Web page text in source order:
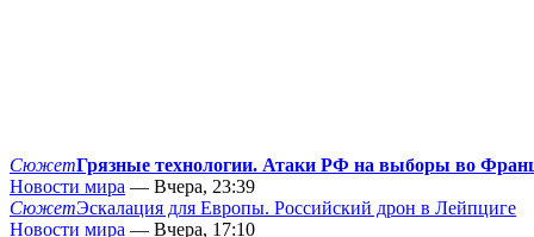
СюжетГрязные технологии. Атаки РФ на выборы во
Новости мира — Вчера, 23:39
СюжетЭскалация для Европы. Российский дрон в Лейпциге
Новости мира — Вчера, 17:10